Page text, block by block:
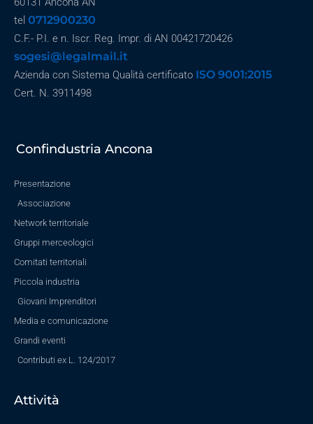
tel 0712900230
C.F.- P.I. e n. Iscr. Reg. Impr. di AN 00421720426
sogesi@legalmail.it
Azienda con Sistema Qualità certificato ISO 9001:2015
Cert. N. 3911498
Confindustria Ancona
Presentazione
Associazione
Network territoriale
Gruppi merceologici
Comitati territoriali
Piccola industria
Giovani Imprenditori
Media e comunicazione
Grandi eventi
Contributi ex L. 124/2017
Attività